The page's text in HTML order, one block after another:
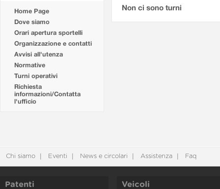
Home Page
Dove siamo
Orari apertura sportelli
Organizzazione e contatti
Avvisi all'utenza
Normative
Turni operativi
Richiesta
informazioni/Contatta
l'ufficio
Non ci sono turni
Chi siamo Eventi News e circolari Assistenza Faq
Patenti Veicoli